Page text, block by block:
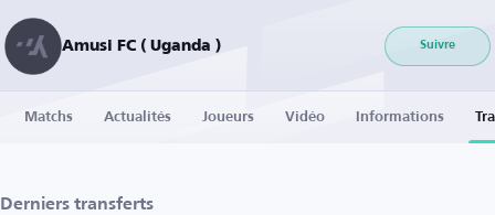
Amusi FC ( Uganda ) Suivre
Matchs Actualités Joueurs Vidéo Informations
Derniers transferts